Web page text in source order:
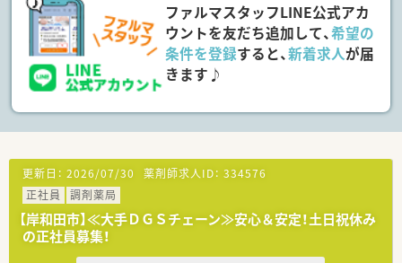
■「プラチナくるみん認定企業」「健康経営優良法人2023（大規模
法人部門）認定」等を取得し一人ひとりが働きやすい環境が整備
されています
■充実した研修制度、人事制度、評価制度、キャリア支援制度等
があるのも特徴です
ファルマスタッフLINE公式アカ
ウントを友だち追加して、希望の
条件を登録すると、新着求人が届
きます♪
更新日： 2026/07/30 薬剤師求人ID： 334576
正社員
調剤薬局
【岸和田市】≪大手ＤＧＳチェーン≫安心＆安定！土日祝休み
の正社員募集！